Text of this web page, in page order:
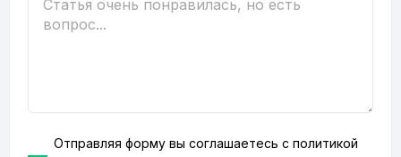
Отправляя форму вы соглашаетесь сполитикой